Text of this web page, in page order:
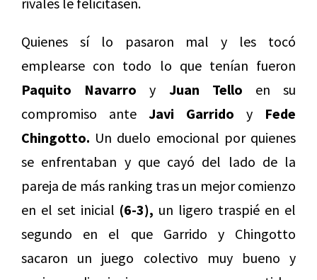
Quienes sí lo pasaron mal y les tocó
emplearse con todo lo que tenían fueron
Paquito Navarro y Juan Tello en su
compromiso ante Javi Garrido y Fede
Chingotto. Un duelo emocional por quienes
se enfrentaban y que cayó del lado de la
pareja de más ranking tras un mejor comienzo
en el set inicial (6-3), un ligero traspié en el
segundo en el que Garrido y Chingotto
sacaron un juego colectivo muy bueno y